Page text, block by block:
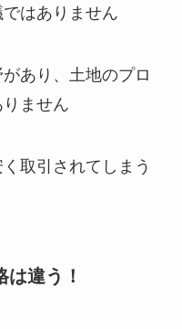
はありません
あり、土地のプロ
ません
取引されてしまう
違う！